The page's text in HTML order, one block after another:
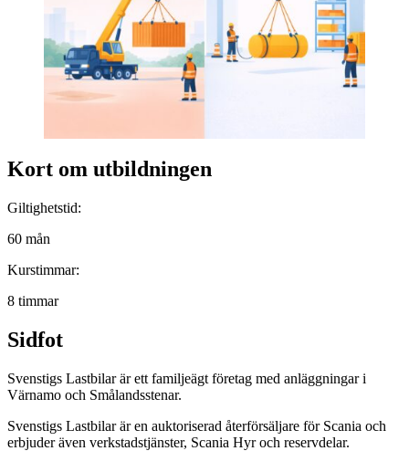
Kort om utbildningen
Giltighetstid:
60 mån
Kurstimmar:
8 timmar
Sidfot
Svenstigs Lastbilar är ett familjeägt företag med anläggningar i
Värnamo och Smålandsstenar.
Svenstigs Lastbilar är en auktoriserad återförsäljare för Scania och
erbjuder även verkstadstjänster, Scania Hyr och reservdelar.